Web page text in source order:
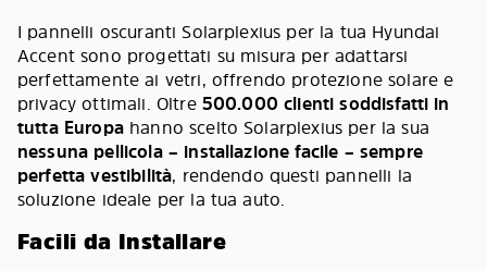
I pannelli oscuranti Solarplexius per la tua Hyundai
Accent sono progettati su misura per adattarsi
perfettamente ai vetri, offrendo protezione solare e
privacy ottimali. Oltre 500.000 clienti soddisfatti in
tutta Europahanno scelto Solarplexius per la sua
nessuna pellicola – installazione facile – sempre
perfetta vestibilità, rendendo questi pannelli la
soluzione ideale per la tua auto.
Facili da Installare